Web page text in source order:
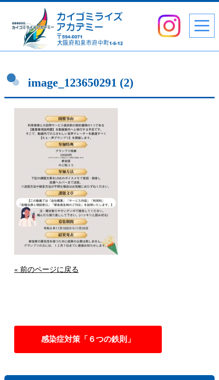
image_123650291 (2)
« 前のページに戻る
感染症対策「６つの鉄則」